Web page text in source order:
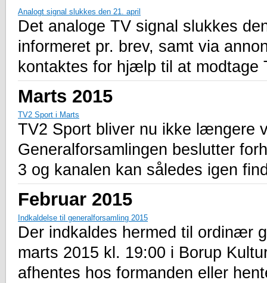
Analogt signal slukkes den 21. april
Det analoge TV signal slukkes
informeret pr. brev, samt via
kontaktes for hjælp til at modtage
Marts 2015
TV2 Sport i Marts
TV2 Sport bliver nu ikke længere
Generalforsamlingen beslutter
3 og kanalen kan således igen
Februar 2015
Indkaldelse til generalforsamling 2015
Der indkaldes hermed til ordinær
marts 2015 kl. 19:00 i Borup
afhentes hos formanden eller